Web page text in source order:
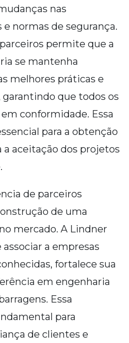
nas
normas de segurança.
permite que a
se mantenha
melhores práticas e
garantindo que todos os
conformidade. Essa
para a obtenção
a aceitação dos projetos
de parceiros
de uma
mercado. A Lindner
associar a empresas
fortalece sua
em engenharia
Essa
para
de clientes e